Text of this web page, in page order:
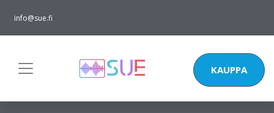
info@sue.fi
KAUPPA